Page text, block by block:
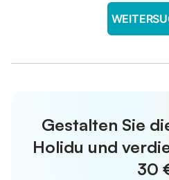
Gestalten Sie
Holidu und
30